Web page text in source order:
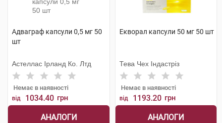
Адваграф капсули 0,5 мг 50
шт
Астеллас Ірланд Ко. Лтд
Немає в наявності
від 1034.40 грн
АНАЛОГИ
Екворал капсули 50 мг 50 шт
Тева Чех Індастріз
Немає в наявності
від 1193.20 грн
АНАЛОГИ